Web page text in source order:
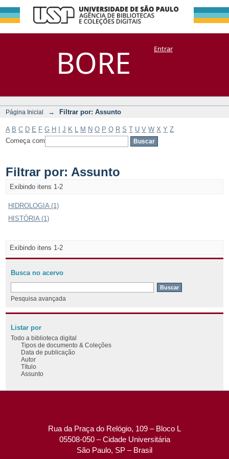
BORE
Filtrar por:
Assunto
DSpace/Manakin + CoriscoEntrar
Página Inicial → Filtrar por: Assunto
A B C D E F G H J K M N O P Q R S T U V W X Y Z
Começa com
Filtrar por: Assunto
Exibindo itens 1-2
HIDROLOGIA (1)
HISTÓRIA (1)
Exibindo itens 1-2
Busca no acervo
Pesquisa avançada
Listar por
Todo a biblioteca digital
Tipos de documento & Coleções
Data de publicação
Autor
Título
Assunto
Rua da Praça do Relógio, 109 – Bloco L
05508-050 – Cidade Universitária
São Paulo, SP – Brasil